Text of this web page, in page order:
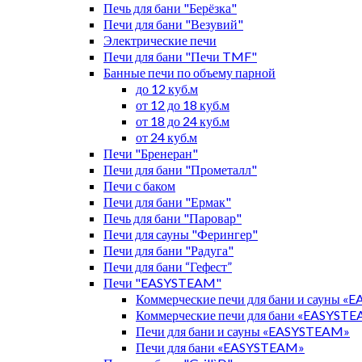
Печь для бани "Берёзка"
Печи для бани "Везувий"
Электрические печи
Печи для бани "Печи TMF"
Банные печи по объему парной
до 12 куб.м
от 12 до 18 куб.м
от 18 до 24 куб.м
от 24 куб.м
Печи "Бренеран"
Печи для бани "Прометалл"
Печи с баком
Печи для бани "Ермак"
Печь для бани "Паровар"
Печи для сауны "Ферингер"
Печи для бани "Радуга"
Печи для бани “Гефест”
Печи "EASYSTEAM"
Коммерческие печи для бани и сауны
Коммерческие печи для бани
Печи для бани и сауны «EASYSTEAM»
Печи для бани «EASYSTEAM»